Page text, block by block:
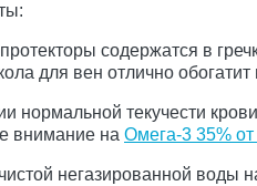
содержатся в
для вен отлично
нормальной текучести
внимание на Омега-3 35%
негазированной воды